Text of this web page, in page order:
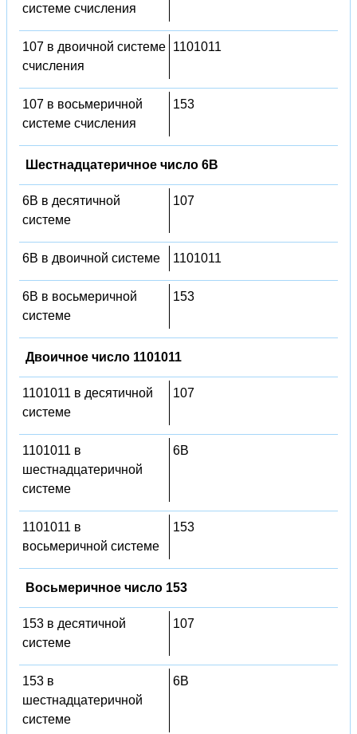
системе счисления
107 в двоичной системе
счисления
1101011
107 в восьмеричной
системе счисления
153
Шестнадцатеричное число 6B
6B в десятичной
системе
107
6B в двоичной системе 1101011
6B в восьмеричной
системе
153
Двоичное число 1101011
1101011 в десятичной
системе
107
1101011 в
шестнадцатеричной
системе
6B
1101011 в
восьмеричной системе
153
Восьмеричное число 153
153 в десятичной
системе
107
153 в
шестнадцатеричной
системе
6B